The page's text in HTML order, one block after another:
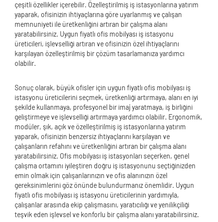
çeşitli özellikler içerebilir. Özelleştirilmiş iş istasyonlarına yatırım
yaparak, ofisinizin ihtiyaçlarına göre uyarlanmış ve çalışan
memnuniyeti ile üretkenliğini artıran bir çalışma alanı
yaratabilirsiniz. Uygun fiyatlı ofis mobilyası iş istasyonu
üreticileri, işlevselliği artıran ve ofisinizin özel ihtiyaçlarını
karşılayan özelleştirilmiş bir çözüm tasarlamanıza yardımcı
olabilir.
Sonuç olarak, büyük ofisler için uygun fiyatlı ofis mobilyası iş
istasyonu üreticilerini seçmek, üretkenliği artırmaya, alanı en iyi
şekilde kullanmaya, profesyonel bir imaj yaratmaya, iş birliğini
geliştirmeye ve işlevselliği artırmaya yardımcı olabilir. Ergonomik,
modüler, şık, açık ve özelleştirilmiş iş istasyonlarına yatırım
yaparak, ofisinizin benzersiz ihtiyaçlarını karşılayan ve
çalışanların refahını ve üretkenliğini artıran bir çalışma alanı
yaratabilirsiniz. Ofis mobilyası iş istasyonları seçerken, genel
çalışma ortamını iyileştiren doğru iş istasyonunu seçtiğinizden
emin olmak için çalışanlarınızın ve ofis alanınızın özel
gereksinimlerini göz önünde bulundurmanız önemlidir. Uygun
fiyatlı ofis mobilyası iş istasyonu üreticilerinin yardımıyla,
çalışanlar arasında ekip çalışmasını, yaratıcılığı ve yenilikçiliği
teşvik eden işlevsel ve konforlu bir çalışma alanı yaratabilirsiniz.